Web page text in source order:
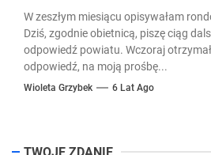
W zeszłym miesiącu opisywałam
Dziś, zgodnie obietnicą, piszę ciąg
odpowiedź powiatu. Wczoraj
odpowiedź, na moją prośbę...
Wioleta Grzybek 6 Lat Ago